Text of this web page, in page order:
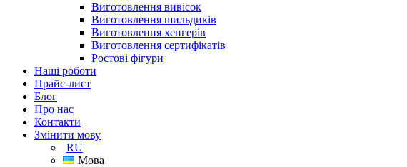
Виготовлення вивісок
Виготовлення шильдиків
Виготовлення хенгерів
Виготовлення сертифікатів
Ростові фігури
Наші роботи
Прайс-лист
Блог
Про нас
Контакти
Змінити мову
RU
Мова